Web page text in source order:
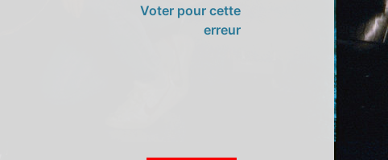
Voter pour cette
erreur